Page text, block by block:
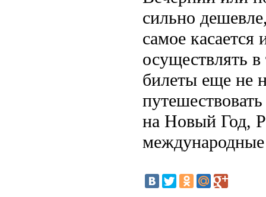
сильно
самое
осуществлять
билеты еще не
на Новый Год,